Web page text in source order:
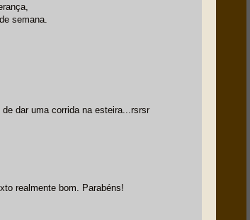
semana.
dar uma corrida na esteira...rsrsr
realmente bom. Parabéns!